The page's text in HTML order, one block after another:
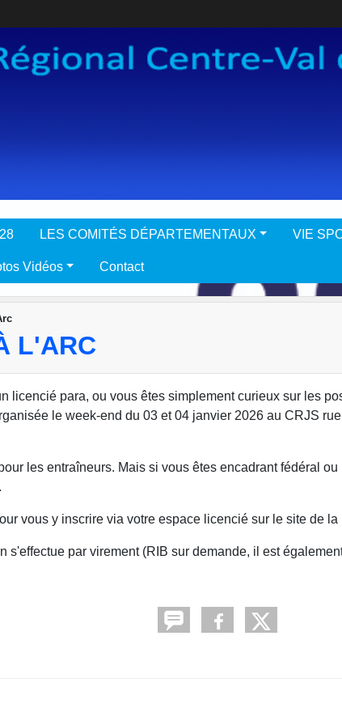
LES COMITÉS DÉPARTEMENTAUX VIE
Vidéos Contact
L'ARC
licencié para, ou vous êtes simplement curieux sur les
le week-end du 03 et 04 janvier 2026 au CRJS
les entraîneurs. Mais si vous êtes encadrant fédéral
vous y inscrire via votre espace licencié sur le site de la
s'effectue par virement (RIB sur demande, il est